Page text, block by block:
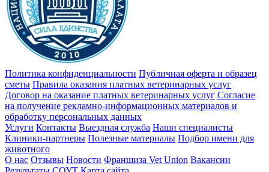
Политика конфиденциальности Публичная оферта и образец
сметы Правила оказания платных ветеринарных услуг
Договор на оказание платных ветеринарных услуг Cогласие
на получение рекламно-информационных материалов и
обработку персональных данных
Услуги Контакты Выездная служба Наши специалисты
Клиники-партнеры Полезные материалы Подбор имени для
животного
О нас Отзывы Новости Франшиза Vet Union Вакансии